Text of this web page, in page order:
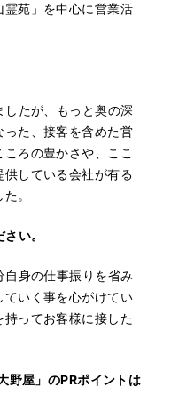
苑」を中心に営業活
たが、もっと奥の深
った、接客を含めた営
ろの豊かさや、ここ
している会社が有る
。
い。
自身の仕事振りを省み
ていく事を心がけてい
持ってお客様に接した
野屋」のPRポイントは